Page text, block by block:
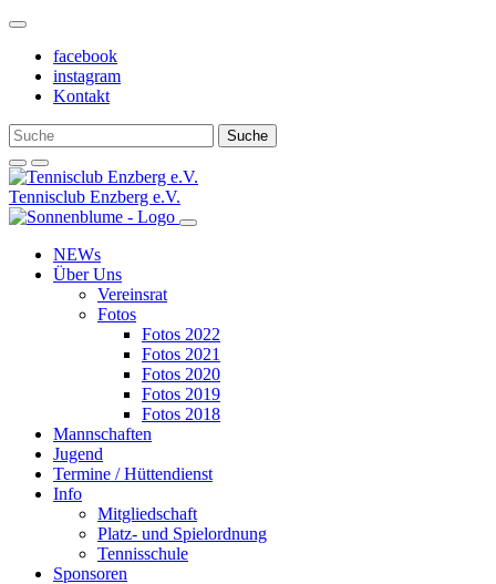
Weiter
Inhalt
facebook
instagram
Kontakt
Tennisclub Enzberg e.V.
NEWs
Über Uns
Vereinsrat
Fotos
Fotos 2022
Fotos 2021
Fotos 2020
Fotos 2019
Fotos 2018
Mannschaften
Jugend
Termine / Hüttendienst
Info
Mitgliedschaft
Platz- und Spielordnung
Tennisschule
Sponsoren